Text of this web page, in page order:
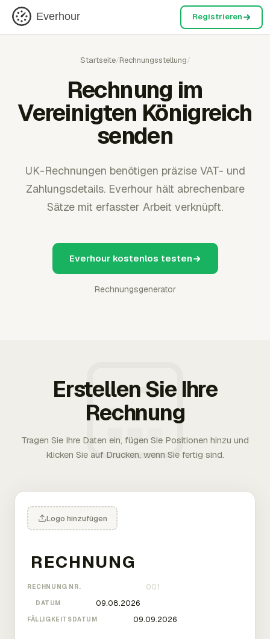
Everhour Registrieren
Startseite/Rechnungsstellung/
Rechnung im
Vereinigten Königreich
senden
UK-Rechnungen benötigen präzise VAT- und
Zahlungsdetails. Everhour hält abrechenbare
Sätze mit erfasster Arbeit verknüpft.
Everhour kostenlos testen
Rechnungsgenerator
Erstellen Sie Ihre
Rechnung
Tragen Sie Ihre Daten ein, fügen Sie Positionen hinzu und
klicken Sie auf Drucken, wenn Sie fertig sind.
Logo hinzufügen
RECHNUNG NR.
DATUM
FÄLLIGKEITSDATUM